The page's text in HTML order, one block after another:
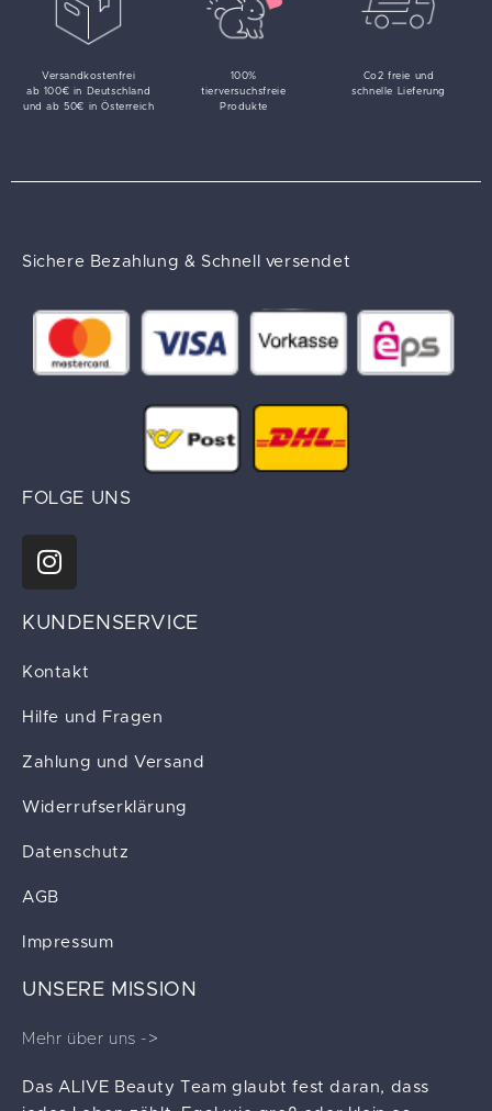
Versandkostenfrei
ab 100€ in Deutschland
und ab 50€ in Österreich
100%
tierversuchsfreie
Produkte
Co2 freie und
schnelle Lieferung
Sichere Bezahlung & Schnell versendet
FOLGE UNS
KUNDENSERVICE
Kontakt
Hilfe und Fragen
Zahlung und Versand
Widerrufserklärung
Datenschutz
AGB
Impressum
UNSERE MISSION
Mehr über uns ->
Das ALIVE Beauty Team glaubt fest daran, dass